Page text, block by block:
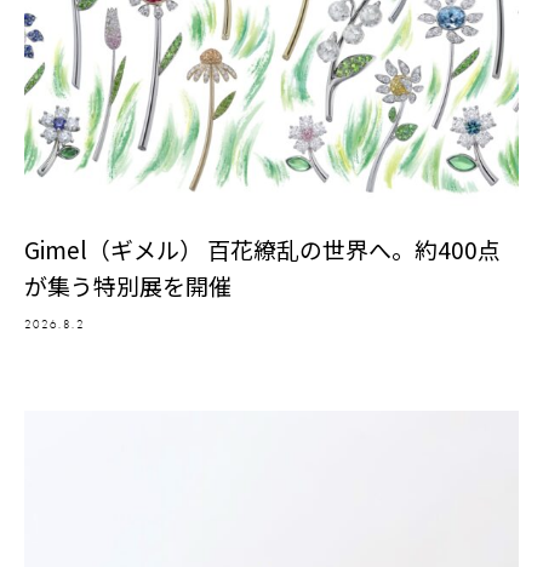
Gimel（ギメル） 百花繚乱の世界へ。約400点
が集う特別展を開催
2026.8.2